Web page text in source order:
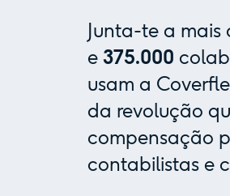
Junta-te a
e 375.000
usam a
da revolução
compensação
contabilistas e